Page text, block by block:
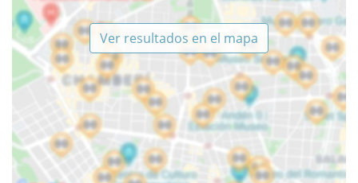
Ver resultados en el mapa